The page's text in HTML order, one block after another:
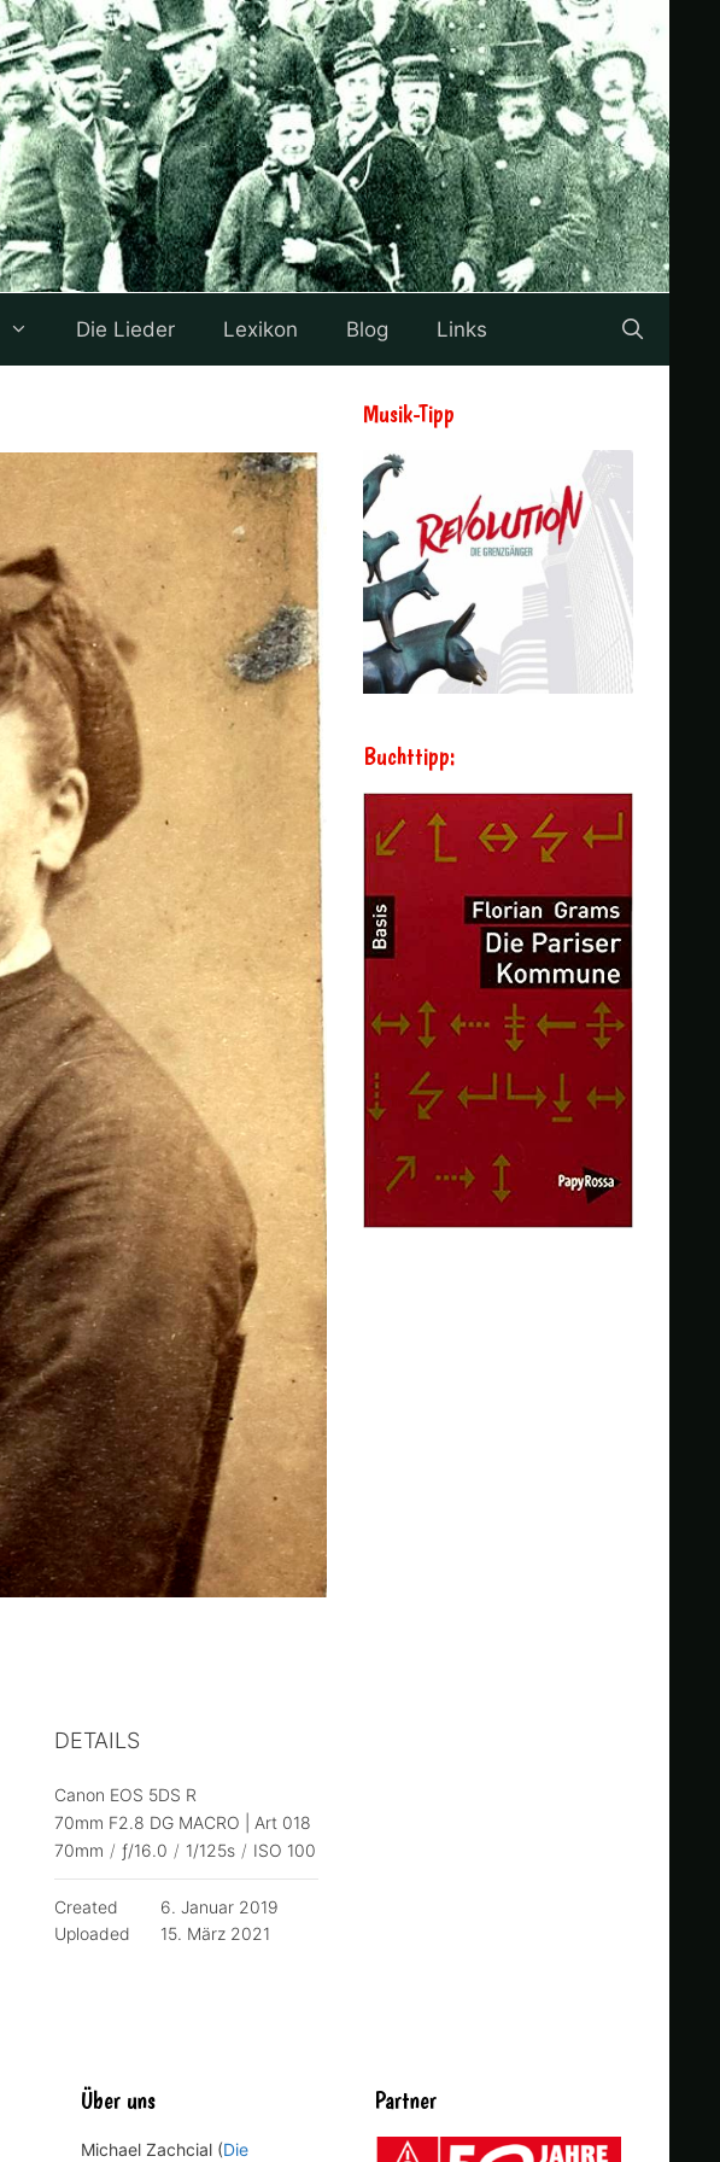
Die Lieder Lexikon Blog Links
DETAILS
Canon EOS 5DS R
70mm F2.8 DG MACRO | Art 018
70mm / ƒ/16.0 / 1/125s / ISO 100
Created
6. Januar 2019
Uploaded
15. März 2021
Musik-Tipp
Buchttipp:
Über uns
Michael Zachcial (Die
Partner